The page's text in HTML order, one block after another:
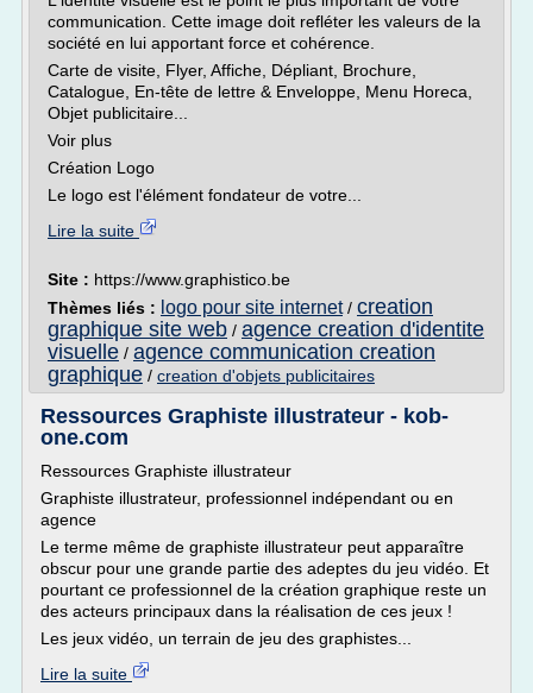
communication. Cette image doit refléter les valeurs de la
société en lui apportant force et cohérence.
Carte de visite, Flyer, Affiche, Dépliant, Brochure,
Catalogue, En-tête de lettre & Enveloppe, Menu Horeca,
Objet publicitaire...
Voir plus
Création Logo
Le logo est l'élément fondateur de votre...
Lire la suite
Site : https://www.graphistico.be
Thèmes liés : logo pour site internet/ creation
graphique site web / agence creation d'identite
visuelle / agence communication creation
graphique / creation d'objets publicitaires
Ressources Graphiste illustrateur - kob-
one.com
Ressources Graphiste illustrateur
Graphiste illustrateur, professionnel indépendant ou en
agence
Le terme même de graphiste illustrateur peut apparaître
obscur pour une grande partie des adeptes du jeu vidéo. Et
pourtant ce professionnel de la création graphique reste un
des acteurs principaux dans la réalisation de ces jeux !
Les jeux vidéo, un terrain de jeu des graphistes...
Lire la suite